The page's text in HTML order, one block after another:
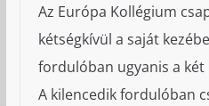
Az Európa Kollégium
kétségkívül a saját
fordulóban ugyanis a
A kilencedik fordulóban